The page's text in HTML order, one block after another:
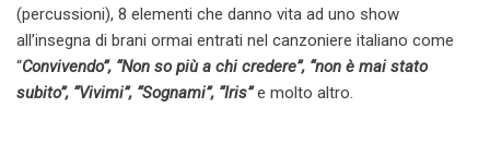
(percussioni), 8 elementi che danno vita ad uno show
all’insegna di brani ormai entrati nel canzoniere italiano come
“Convivendo”, “Non so più a chi credere”, “non è mai stato
subito”, “Vivimi”, “Sognami”, “Iris”e molto altro.